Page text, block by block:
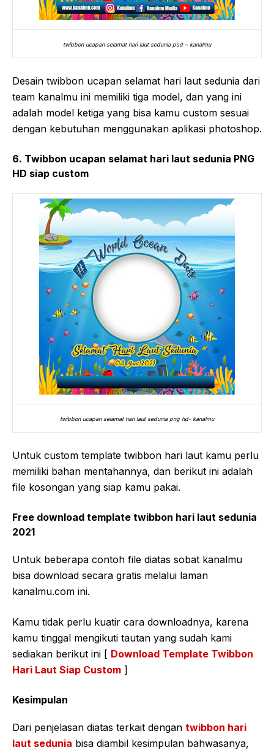
twibbon ucapan selamat hari laut sedunia psd – kanalmu
Desain twibbon ucapan selamat hari laut sedunia dari
team kanalmu ini memiliki tiga model, dan yang ini
adalah model ketiga yang bisa kamu custom sesuai
dengan kebutuhan menggunakan aplikasi photoshop.
6. Twibbon ucapan selamat hari laut sedunia PNG
HD siap custom
twibbon ucapan selamat hari laut sedunia png hd- kanalmu
Untuk custom template twibbon hari laut kamu perlu
memiliki bahan mentahannya, dan berikut ini adalah
file kosongan yang siap kamu pakai.
Free download template twibbon hari laut sedunia
2021
Untuk beberapa contoh file diatas sobat kanalmu
bisa download secara gratis melalui laman
kanalmu.com ini.
Kamu tidak perlu kuatir cara downloadnya, karena
kamu tinggal mengikuti tautan yang sudah kami
sediakan berikut ini [ Download Template Twibbon
Hari Laut Siap Custom ]
Kesimpulan
Dari penjelasan diatas terkait dengan twibbon hari
laut sedunia bisa diambil kesimpulan bahwasanya,